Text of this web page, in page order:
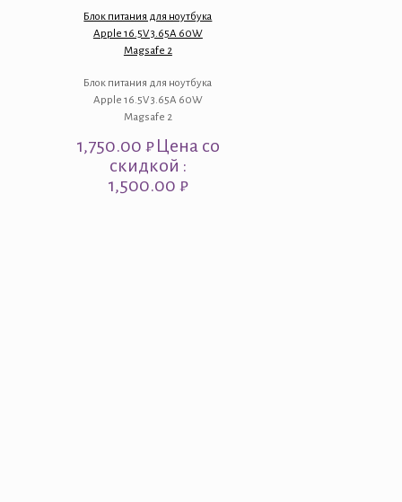
Блок питания для ноутбука
Apple 16.5V 3.65A 60W
Magsafe 2
Блок питания для ноутбука
Apple 16.5V 3.65A 60W
Magsafe 2
1,750.00 ₽Цена со
скидкой :
1,500.00 ₽